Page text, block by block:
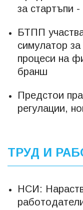
за стартъпи
БТПП
симулатор
процеси на
бранш
Предстои
регулации,
ТРУД И
НСИ: